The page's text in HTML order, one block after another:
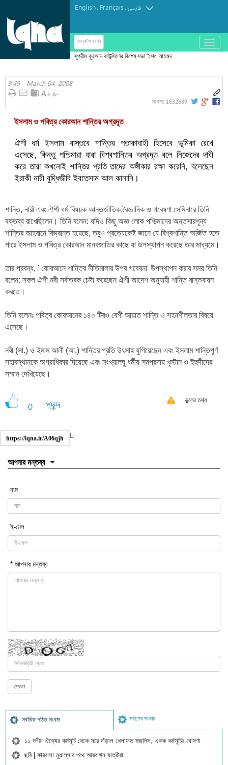
English. Français.فارسی
ডেস্কটপ ভার্শন
باز
و
کردن
সুপ্রীম কুরআন কাউন্সিলের বিশেষ সভা "শেখ আহমদ
9:49 - March 04, 2008
সংবাদ: 1632689
ইসলাম ও পবিত্র কোরআন শান্তির অগ্রদূত
ঐশী ধর্ম ইসলাম বাস্তবে শান্তির পতাকাবাহী হিসেবে ভূমিকা রেখে
এসেছে, কিন্তু পশ্চিমারা যারা বিশ্বশান্তির অগ্রদূত বলে নিজেদের দাবী
করে তারা কখনোই শান্তির প্রতি তাদের অঙ্গীকার রক্ষা করেনি, বলেছেন
ইরাকী নারী বুদ্ধিজীবি ইবতেসাম আল কানানি।
শান্তি, নারী এবং ঐশী ধর্ম বিষয়ক আন্তর্জাতিক,বৈজ্ঞানিক ও গবেষণা সেমিনারে তিনি
বক্তব্য রাখেছিলেন। তিনি বলেন: যদিও কিছু অজ্ঞ লোক পশ্চিমাদের অন্তসারশূন্য
শান্তির আহবানে বিভ্রান্ত হয়েছে, তবুও প্রত্যেকেই জানে যে বিশ্বশান্তি অর্জিত হতে
পারে ইসলাম ও পবিত্র কোরআন মানবজাতির কাছে যা উপস্থাপন করেছে তার মাধ্যমে।
তার প্রবন্ধ, ' কোরআনে শান্তির নীতিমালার উপর গবেষনা' উপস্থাপন করার সময় তিনি
বলেন: সকল ঐশী নবী সর্বাত্বক চেষ্টা করেছেন ঐশী আদেশ অনুযায়ী শান্তি বাস্তবায়ন
করতে।
তিনি বলেনঃ পবিত্র কোরআনের ১৪০ টিরও বেশী আয়াত শান্তি ও সহনশীলতার বিষয়ে
এসেছে।
নবী (সা.) ও ইমাম আলী (আ.) শান্তির প্রতি উৎসাহ যুগিয়েছেন এবং ইসলাম শান্তিপূর্ণ
সহাবস্থানকে অগ্রাধিকার দিয়েছে এবং সংখ্যালঘু ধর্মীয় সমপ্রদায় খৃস্টান ও ইহুদীদের
সম্মান দেখিয়েছে।
0 পছন্দ ভুলের তথ্য
https://iqna.ir/A06qjh
আপনার মন্তব্য
নাম
ই-মেল
* আপনার মন্তব্য
সর্বাধিক পঠিত সংবাদ সর্বশেষ সংবাদ
১১ দলীয় ঐক্যের কর্মসূচি থেকে সরে দাঁড়াল খেলাফত মজলিস, একক কর্মসূচির ঘোষণা
ছবি | কারবালা মুয়াল্লার পথে আরবাঈন যাত্রীরা